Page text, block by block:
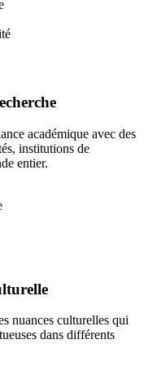
académique avec des
institutions de
entier.
nuances culturelles qui
dans différents